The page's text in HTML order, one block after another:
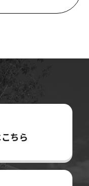
ちら